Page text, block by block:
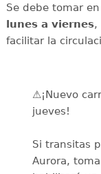
Se debe tomar
lunes a viernes,
facilitar la
⚠️¡Nuevo
jueves!
Si transitas
Aurora,